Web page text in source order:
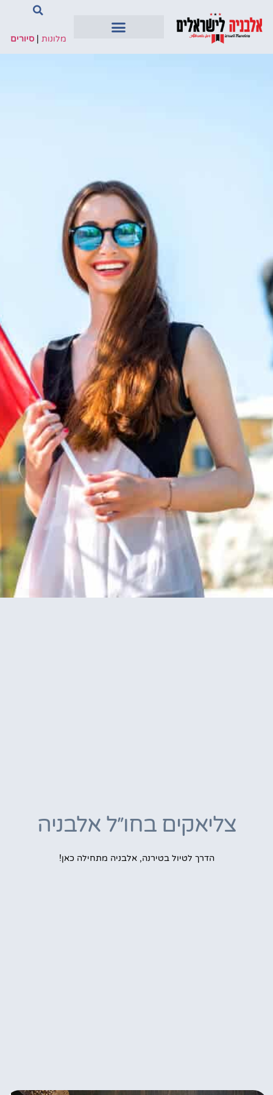
מלונות |סיורים
צליאקים בחו״ל אלבניה
הדרך לטיול בטירנה, אלבניה מתחילה כאן!